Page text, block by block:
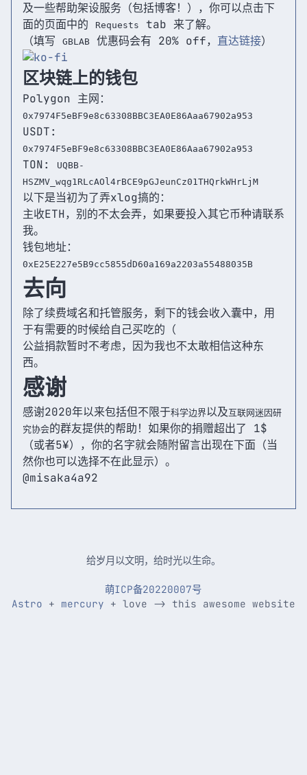
及一些帮助架设服务（包括博客！），你可以点击下
面的页面中的
Requests
tab 来了解。
（填写
GBLAB 优惠码会有 20% off， 直达链接）
区块链上的钱包
Polygon 主网：
0x7974F5eBF9e8c63308BBC3EA0E86Aaa67902a953
USDT:
0x7974F5eBF9e8c63308BBC3EA0E86Aaa67902a953
TON:
UQBB-
HSZMV_wqg1RLcAOl4rBCE9pGJeunCz01THQrkWHrLjM
以下是当初为了弄xlog搞的：
主收ETH，别的不太会弄，如果要投入其它币种请联系
我。
钱包地址：
0xE25E227e5B9cc5855dD60a169a2203a55488035B
去向
除了续费域名和托管服务，剩下的钱会收入囊中，用
于有需要的时候给自己买吃的（
公益捐款暂时不考虑，因为我也不太敢相信这种东
西。
感谢
感谢2020年以来包括但不限于科学边界以及互联网迷因研
究协会的群友提供的帮助！如果你的捐赠超出了 1$
（或者5¥），你的名字就会随附留言出现在下面（当
然你也可以选择不在此显示）。
@misaka4a92
给岁月以文明，给时光以生命。
萌ICP备20220007号
Astro + mercury + love -> this awesome website